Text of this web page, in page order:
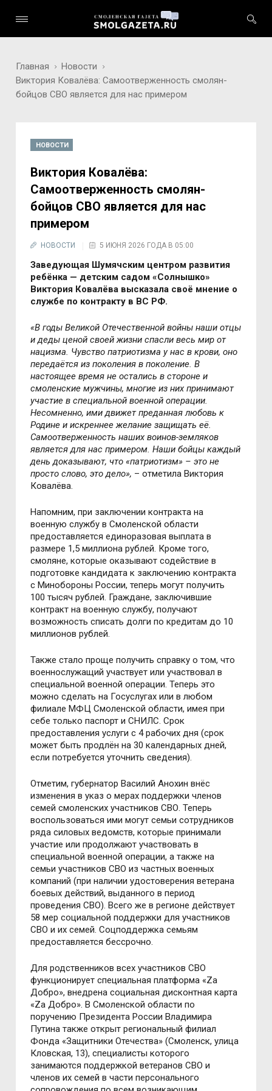
Главная
Новости
Виктория Ковалёва: Самоотверженность смолян-
бойцов СВО является для нас примером
НОВОСТИ
Виктория Ковалёва:
Самоотверженность смолян-
бойцов СВО является для нас
примером
НОВОСТИ 5 ИЮНЯ 2026 ГОДА В 05:00
Заведующая Шумячским центром развития
ребёнка — детским садом «Солнышко»
Виктория Ковалёва высказала своё мнение о
службе по контракту в ВС РФ.
«В годы Великой Отечественной войны наши отцы
и деды ценой своей жизни спасли весь мир от
нацизма. Чувство патриотизма у нас в крови, оно
передаётся из поколения в поколение. В
настоящее время не остались в стороне и
смоленские мужчины, многие из них принимают
участие в специальной военной операции.
Несомненно, ими движет преданная любовь к
Родине и искреннее желание защищать её.
Самоотверженность наших воинов-земляков
является для нас примером. Наши бойцы каждый
день доказывают, что «патриотизм» – это не
просто слово, это дело», – отметила Виктория
Ковалёва.
Напомним, при заключении контракта на
военную службу в Смоленской области
предоставляется единоразовая выплата в
размере 1,5 миллиона рублей. Кроме того,
смоляне, которые оказывают содействие в
подготовке кандидата к заключению контракта
с Минобороны России, теперь могут получить
100 тысяч рублей. Граждане, заключившие
контракт на военную службу, получают
возможность списать долги по кредитам до 10
миллионов рублей.
Также стало проще получить справку о том, что
военнослужащий участвует или участвовал в
специальной военной операции. Теперь это
можно сделать на Госуслугах или в любом
филиале МФЦ Смоленской области, имея при
себе только паспорт и СНИЛС. Срок
предоставления услуги с 4 рабочих дня (срок
может быть продлён на 30 календарных дней,
если потребуется уточнить сведения).
Отметим, губернатор Василий Анохин внёс
изменения в указ о мерах поддержки членов
семей смоленских участников СВО. Теперь
воспользоваться ими могут семьи сотрудников
ряда силовых ведомств, которые принимали
участие или продолжают участвовать в
специальной военной операции, а также на
семьи участников СВО из частных военных
компаний (при наличии удостоверения ветерана
боевых действий, выданного в период
проведения СВО). Всего же в регионе действует
58 мер социальной поддержки для участников
СВО и их семей. Соцподдержка семьям
предоставляется бессрочно.
Для родственников всех участников СВО
функционирует специальная платформа «Za
Добро», внедрена социальная дисконтная карта
«Zа Добро». В Смоленской области по
поручению Президента России Владимира
Путина также открыт региональный филиал
Фонда «Защитники Отечества» (Смоленск, улица
Кловская, 13), специалисты которого
занимаются поддержкой ветеранов СВО и
членов их семей в части персонального